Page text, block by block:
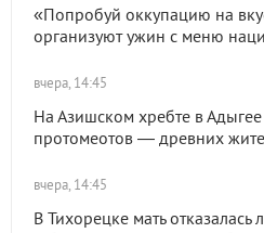
«Попробуй оккупацию на
организуют ужин с меню
вчера, 14:45
На Азишском хребте в
протомеотов — древних
вчера, 14:45
В Тихорецке мать отказалась